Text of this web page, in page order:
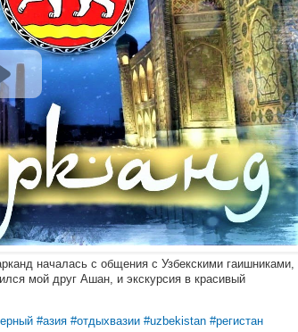
началась с общения с Узбекскими гаишниками,
мой друг Ашан, и экскурсия в красивый
#азия #отдыхвазии #uzbekistan #регистан